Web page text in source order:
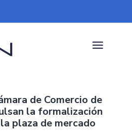
herramientas
de Comercio de
la formalización
plaza de mercado